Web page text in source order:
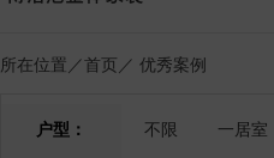
所在位置／首页 ／ 优秀案例
户型： 不限 一居室